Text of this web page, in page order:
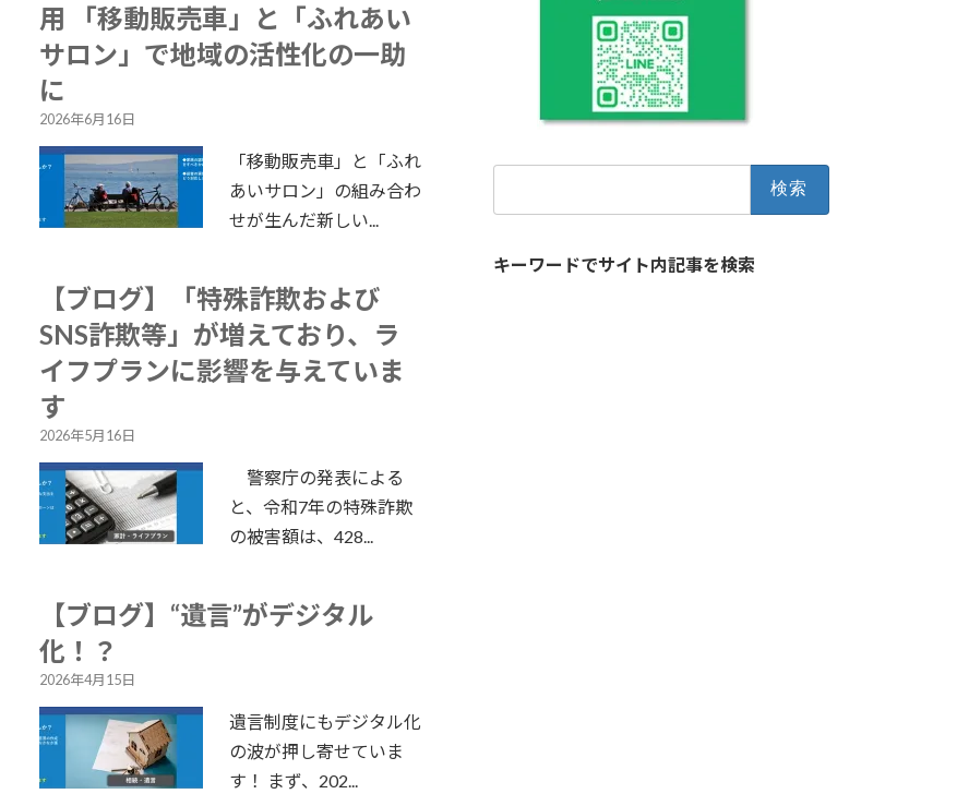
用 「移動販売車」と「ふれあい
サロン」で地域の活性化の一助
に
2026年6月16日
「移動販売車」と「ふれ
あいサロン」の組み合わ
せが生んだ新しい...
【ブログ】「特殊詐欺および
SNS詐欺等」が増えており、ラ
イフプランに影響を与えていま
す
2026年5月16日
警察庁の発表による
と、令和7年の特殊詐欺
の被害額は、428...
【ブログ】“遺言”がデジタル
化！？
2026年4月15日
遺言制度にもデジタル化
の波が押し寄せていま
す！ まず、202...
キーワードでサイト内記事を検索